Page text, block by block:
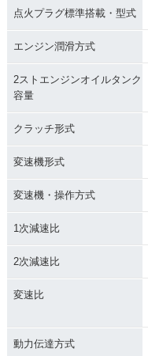
点火プラグ標準搭載・型式
エンジン潤滑方式
2ストエンジンオイルタンク
容量
クラッチ形式
変速機形式
変速機・操作方式
1次減速比
2次減速比
変速比
動力伝達方式